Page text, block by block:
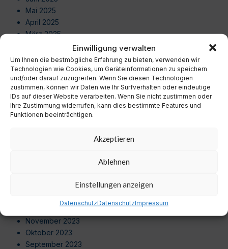
Einwilligung verwalten
Um Ihnen die bestmögliche Erfahrung zu bieten, verwenden wir
Technologien wie Cookies, um Geräteinformationen zu speichern
und/oder darauf zuzugreifen. Wenn Sie diesen Technologien
zustimmen, können wir Daten wie Ihr Surfverhalten oder eindeutige
IDs auf dieser Website verarbeiten. Wenn Sie nicht zustimmen oder
Ihre Zustimmung widerrufen, kann dies bestimmte Features und
Funktionen beeinträchtigen.
Akzeptieren
Ablehnen
Einstellungen anzeigen
DatenschutzDatenschutzImpressum
Mai 2025
April 2025
März 2025
Januar 2025
Dezember 2024
November 2024
Oktober 2024
September 2024
August 2024
Dezember 2023
November 2023
Oktober 2023
September 2023